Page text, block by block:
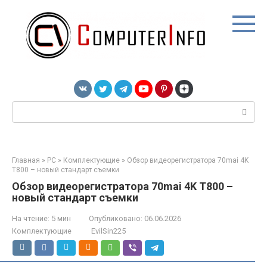
контенту
Главная » PC » Комплектующие » Обзор видеорегистратора 70mai 4K
T800 – новый стандарт съемки
Обзор видеорегистратора 70mai 4K T800 –
новый стандарт съемки
На чтение: 5 мин Опубликовано: 06.06.2026
Комплектующие
EvilSin225